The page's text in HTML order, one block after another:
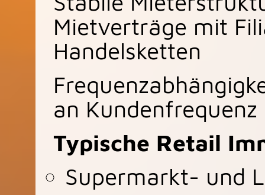
Mietverträge mit
Handelsketten
an
Typische Retail
Supermarkt- und